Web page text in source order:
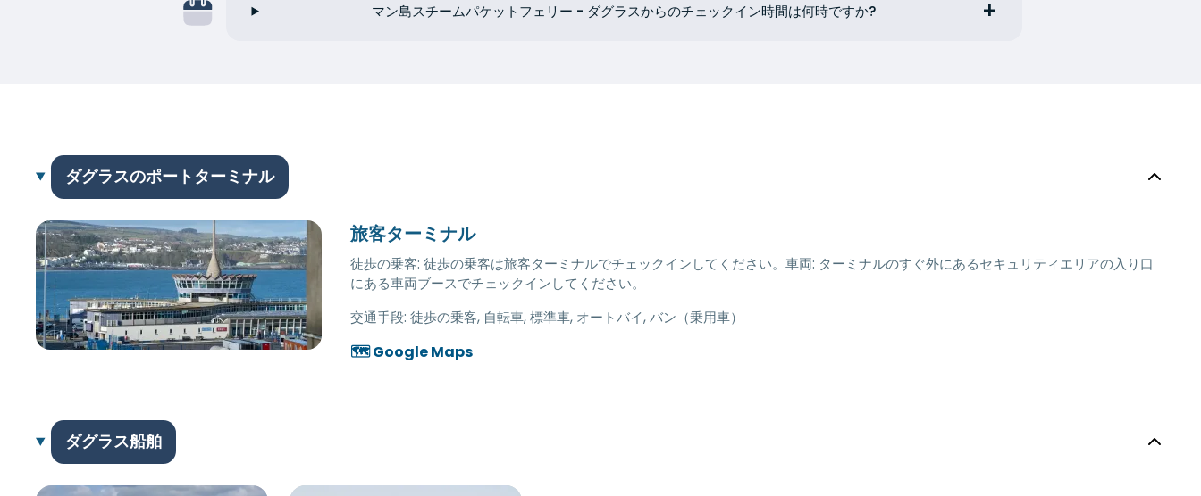
マン島スチームパケットフェリー - ダグラスからのチェックイン時間は何時ですか?
ダグラスのポートターミナル
旅客ターミナル
徒歩の乗客: 徒歩の乗客は旅客ターミナルでチェックインしてください。車両: ターミナルのすぐ外にあるセキュリティエリアの入り口
にある車両ブースでチェックインしてください。
交通手段: 徒歩の乗客, 自転車, 標準車, オートバイ, バン（乗用車）
🗺️ Google Maps
ダグラス船舶